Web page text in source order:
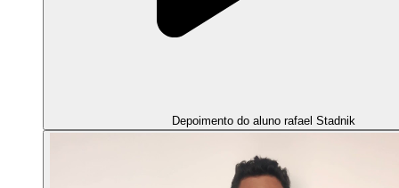
Depoimento do aluno rafael Stadnik